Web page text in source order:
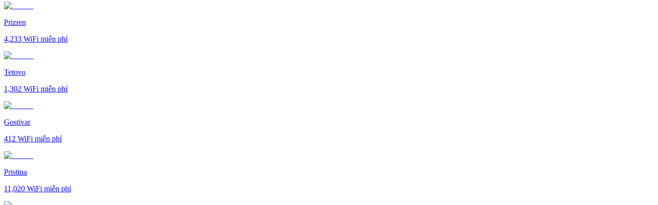
Prizren
4,233 WiFi miễn phí
Tetovo
1,302 WiFi miễn phí
Gostivar
412 WiFi miễn phí
Pristina
11,020 WiFi miễn phí